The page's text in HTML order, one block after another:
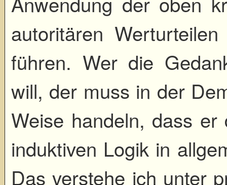
autoritären
führen. Wer die
will, der muss in der
Weise handeln, dass
induktiven Logik in
Das verstehe ich unter